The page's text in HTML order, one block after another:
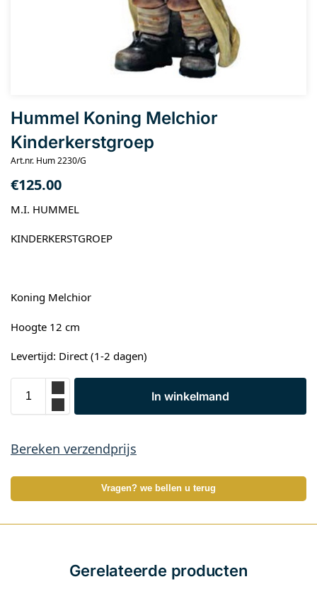
Hummel Koning Melchior
Kinderkerstgroep
Art.nr. Hum 2230/G
€125.00
M.I. HUMMEL
KINDERKERSTGROEP
Koning Melchior
Hoogte 12 cm
Levertijd: Direct (1-2 dagen)
In winkelmand
Bereken verzendprijs
Vragen? we bellen u terug
Gerelateerde producten